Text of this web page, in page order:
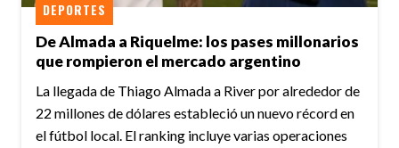
De Almada a Riquelme: los pases millonarios
que rompieron el mercado argentino
DEPORTES
La llegada de Thiago Almada a River por alrededor de
22 millones de dólares estableció un nuevo récord en
el fútbol local. El ranking incluye varias operaciones